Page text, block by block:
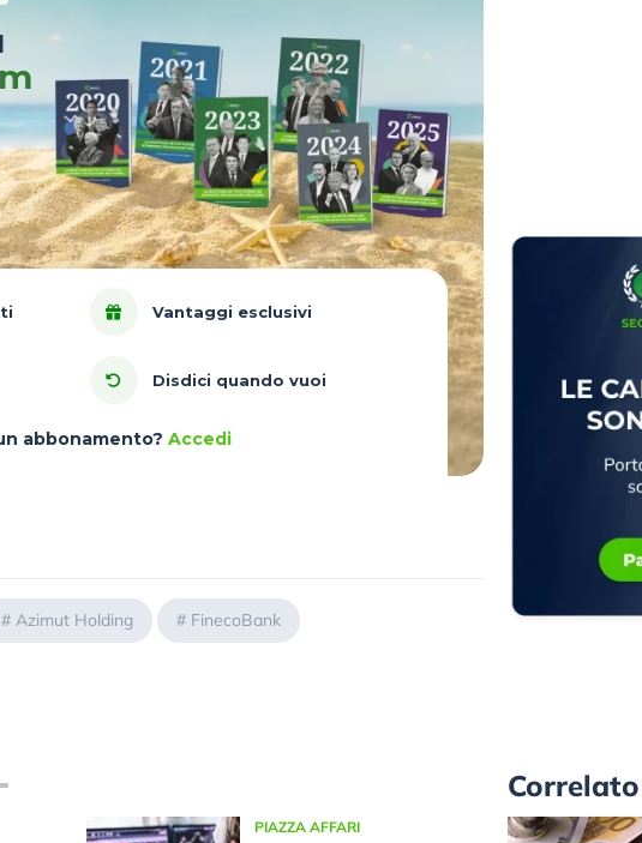
Vantaggi esclusivi
Disdici quando vuoi
abbonamento? Accedi
# Azimut Holding # FinecoBank
PIAZZA AFFARI
Correlato